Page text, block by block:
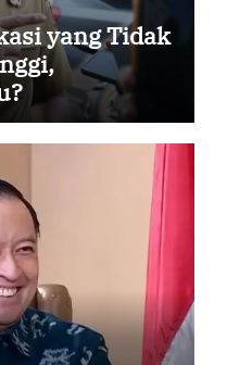
yang Tidak